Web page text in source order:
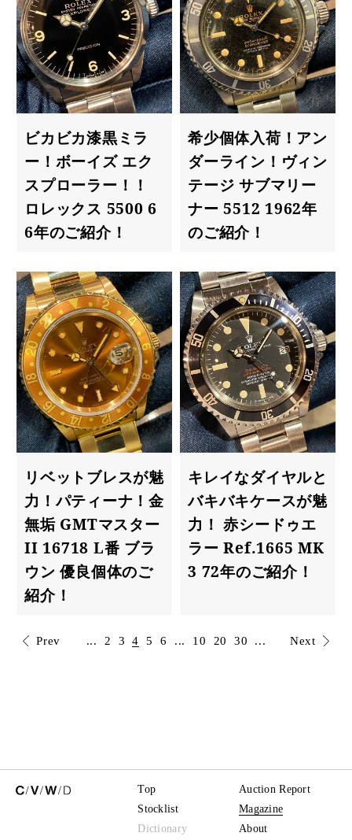
ビカビカ漆黒ミラ
ー！ボーイズ エク
スプローラー！！
ロレックス 5500 6
6年のご紹介！
希少個体入荷！アン
ダーライン！ヴィン
テージ サブマリー
ナー 5512 1962年
のご紹介！
リベットブレスが魅
力！パティーナ！金
無垢 GMTマスター
II 16718 L番 ブラ
ウン 優良個体のご
紹介！
キレイなダイヤルと
バキバキケースが魅
力！ 赤シードゥエ
ラー Ref.1665 MK
3 72年のご紹介！
Prev ... 2 3 4 5 6 ... 10 20 30 ... Next
Top
Stocklist
Dictionary
Auction Report
Magazine
About